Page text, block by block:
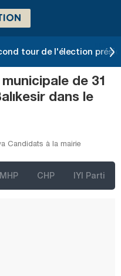
tour de l'élection
de 31
dans le
Candidats à la mairie
MHP CHP IYI Parti